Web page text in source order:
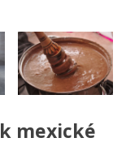
mexické